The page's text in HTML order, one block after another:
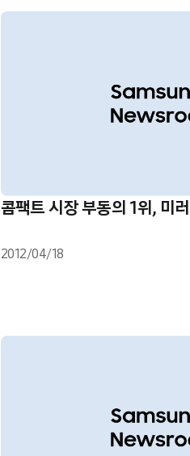
콤팩트 시장 부동의 1위, 미
2012/04/18